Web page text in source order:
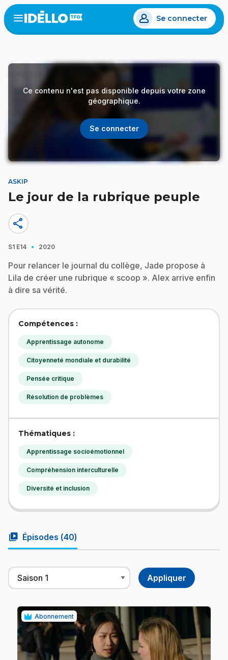
Aller
au
contenu
Open
menu
Se connecter
Ce contenu n'est pas disponible depuis votre zone
géographique.
Se connecter
ASKIP
Le jour de la rubrique peuple
share
S1 E14 · 2020
Pour relancer le journal du collège, Jade propose à
Lila de créer une rubrique « scoop ». Alex arrive enfin
à dire sa vérité.
Compétences :
Apprentissage autonome
Citoyenneté mondiale et durabilité
Pensée critique
Résolution de problèmes
Thématiques :
Apprentissage socioémotionnel
Compréhension interculturelle
Diversité et inclusion
video_library Épisodes (40)
Abonnement